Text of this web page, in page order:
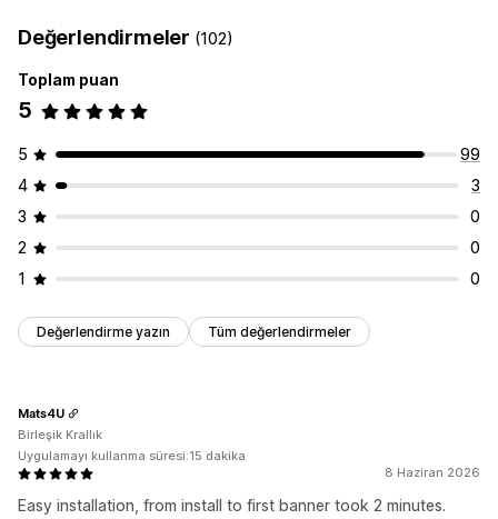
Ürün sayfası Promosyon amaçlı
Özelleştirme
Banner konumu Animasyonlar
Coğrafi hedefleme
Davranış hedefleme
Değerlendirmeler (102)
Toplam puan
5
5
99
4
3
3
0
2
0
1
0
Değerlendirme yazın Tüm değerlendirmeler
8 Haziran 2026
Easy installation, from install to first banner took 2 minutes.
Mats4U
Birleşik Krallık
Uygulamayı kullanma süresi:15 dakika